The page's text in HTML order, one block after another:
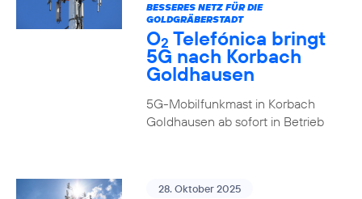
BESSERES NETZ FÜR DIE
GOLDGRÄBERSTADT
O2 Telefónica bringt
5G nach Korbach
Goldhausen
5G-Mobilfunkmast in Korbach
Goldhausen ab sofort in Betrieb
28. Oktober 2025